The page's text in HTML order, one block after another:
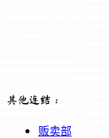
其他连结：
贩卖部